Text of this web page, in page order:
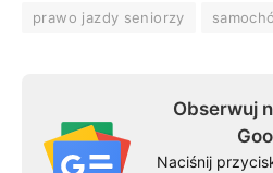
prawo jazdy seniorzy
Obserwuj
Naciśnij